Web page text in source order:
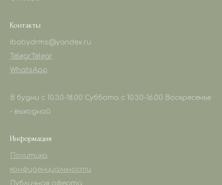
Контакты
ibabydrms@yandex.ru
Telegr Telegr
WhatsApp
В будни с 10.30-18.00 Суббота с 10.30-16.00 Воскресенье
- выходной
Информация
Политика
конфиденциальности
Публичная оферта